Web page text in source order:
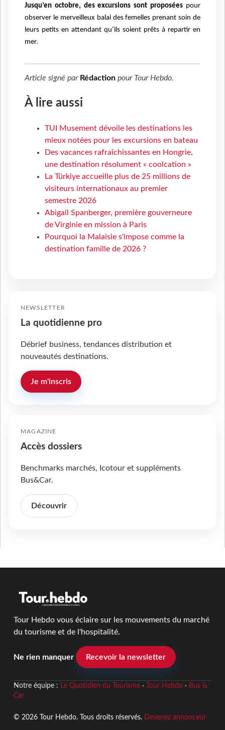
Jusqu’en octobre, des excursions sont proposées pour
observer le merveilleux balai des femelles prenant soin de
leurs petits en attendant qu’ils soient prêts à repartir en
mer.
Article signé par Rédaction pour Tour Hebdo.
À lire aussi
TUI Musement dévoile les destinations les
mieux notées pour les excursions en bateau
Des vacances rafraîchissantes en Hongrie,
une destination résolument « coolcation »
La Türkiye accueille plus de 25 millions de
visiteurs internationaux au premier
semestre 2026
Abigail Spanberger, première gouverneure
de Virginie en mission à Paris
Pourquoi la Malaisie s'impose comme la
destination famille de 2026 ?
NEWSLETTER
La quotidienne pro
Débrief business, tendances distribution et
nouveautés destinations.
Je m'inscris
MAGAZINE
Accès dossiers
Benchmarks marchés, Icotour et suppléments
Bus&Car.
Découvrir
Tour Hebdo vous éclaire sur les mouvements du marché
du tourisme et de l'hospitalité.
Ne rien manquer Recevoir la newsletter
Notre équipe : Le Quotidien du Tourisme· Tour Hebdo· Bus &
Car
© 2026 Tour Hebdo. Tous droits réservés. Devenez annonceur